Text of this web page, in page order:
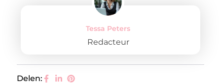
Tessa Peters
Redacteur
Delen: